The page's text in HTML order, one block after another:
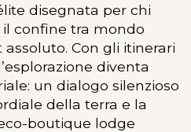
disegnata per chi
confine tra mondo
Con gli itinerari
diventa
un dialogo silenzioso
della terra e la
boutique lodge